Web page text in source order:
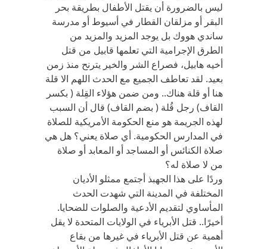
ليس بالضرورة أن يقتل الأطفال بطريقة بحر
البقر أو مزلقان القطار في أسيوط أو مدرسة
ساندي هووك بل يوجد المزيد والمزيد من
الطرق الإجرامية التي تعلمها قابيل من قتل
أخيه هابيل، فصراع الشر والخير يترنح منذ زمن
بعيد. لقد تعاطف الجميع مع الحدث اللهم الا قلة
هنا أو قلة هناك.. ومن ضمن هؤلاء القِلة ( بكسر
القاف) رجل قُلة ( بضم القاف) قال أن السبب
لهذه الجريمة هو منع الحكومة الأمريكية للصلاة
في المدارس الحكومية. أي صلاة يعني؟ هل هي
صلاة الكنائس أو المساجد أو المعابد أو صلاة
من لا صلاة له؟
وردًا على هذا الجهبذ أجتمع ممثلو الأديان
المختلفة في المدينة التي شهدت الحدث
المأساوي لتقديم الأدعية والصلوات للضحايا.
أخيرًا.. قتل الأبرياء في الولايات المتحدة لا يقل
أهمية عن قتل الأبرياء في غيرها من بقاع